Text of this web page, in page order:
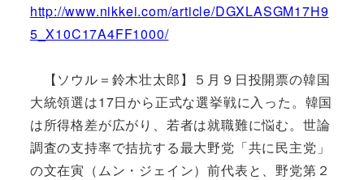
http://www.nikkei.com/article/DGXLASGM17H9
5_X10C17A4FF1000/
【ソウル＝鈴木壮太郎】５月９日投開票の韓国
大統領選は17日から正式な選挙戦に入った。韓国
は所得格差が広がり、若者は就職難に悩む。世論
調査の支持率で拮抗する最大野党「共に民主党」
の文在寅（ムン・ジェイン）前代表と、野党第２